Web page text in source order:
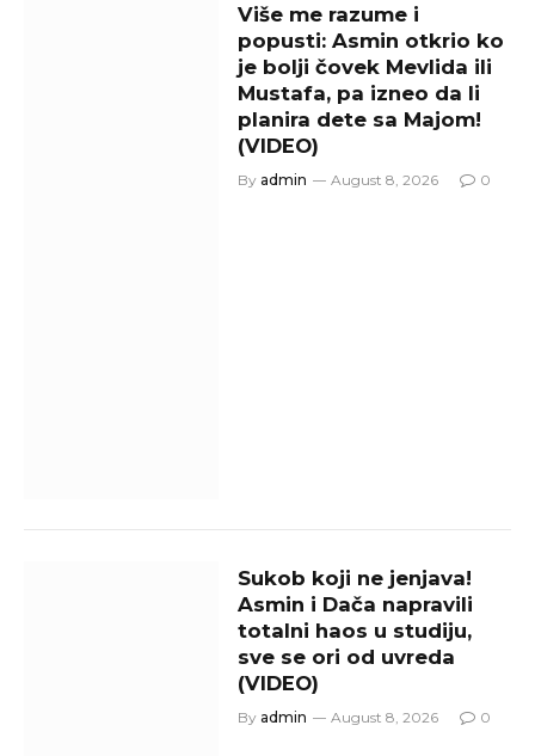
Više me razume i
popusti: Asmin otkrio ko
je bolji čovek Mevlida ili
Mustafa, pa izneo da li
planira dete sa Majom!
(VIDEO)
By admin August 8, 2026 0
Sukob koji ne jenjava!
Asmin i Dača napravili
totalni haos u studiju,
sve se ori od uvreda
(VIDEO)
By admin August 8, 2026 0